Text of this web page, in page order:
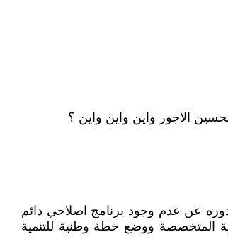
تحسين الاجور واين واين واين ؟
عن عدم وجود برنامج اصلاحي دائم
المتخصصة ووضع خطة وطنية للتنمية